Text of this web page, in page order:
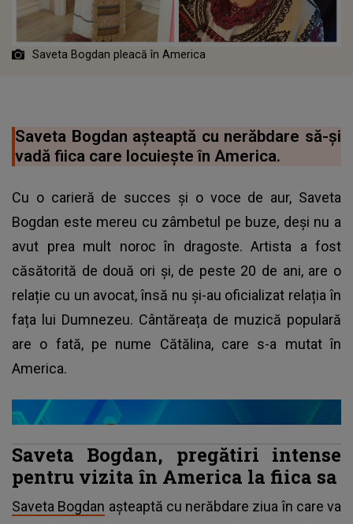
Saveta Bogdan pleacă în America
Saveta Bogdan așteaptă cu nerăbdare să-și
vadă fiica care locuiește în America.
Cu o carieră de succes și o voce de aur, Saveta
Bogdan este mereu cu zâmbetul pe buze, deși nu a
avut prea mult noroc în dragoste. Artista a fost
căsătorită de două ori și, de peste 20 de ani, are o
relație cu un avocat, însă nu și-au oficializat relația în
fața lui Dumnezeu. Cântăreața de muzică populară
are o fată, pe nume Cătălina, care s-a mutat în
America.
Saveta Bogdan, pregătiri intense
pentru vizita în America la fiica sa
Saveta Bogdan așteaptă cu nerăbdare ziua în care va